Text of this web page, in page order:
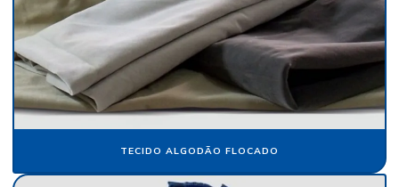
Fabricante de papel crepom
Fabricante papel de seda
Fabricante de veludo
Flocagem de bobinas de papéis
Flocos de nylon comprar
TECIDO ALGODÃO FLOCADO